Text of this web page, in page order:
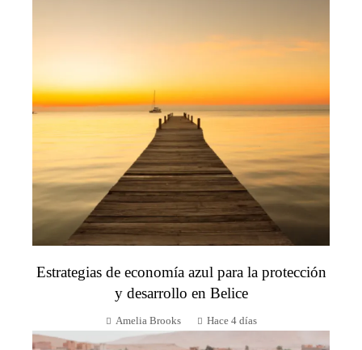
Estrategias de economía azul para la protección
y desarrollo en Belice
Amelia Brooks Hace 4 días